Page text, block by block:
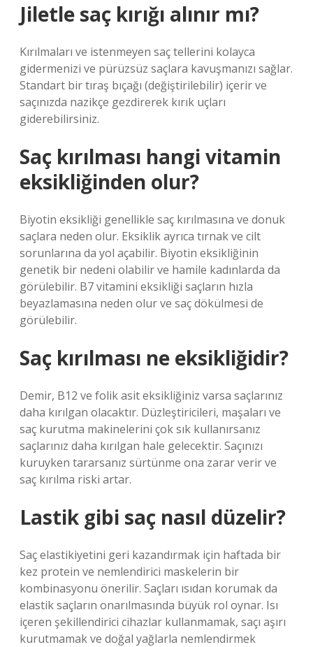
Jiletle saç kırığı alınır mı?
Kırılmaları ve istenmeyen saç tellerini kolayca
gidermenizi ve pürüzsüz saçlara kavuşmanızı sağlar.
Standart bir tıraş bıçağı (değiştirilebilir) içerir ve
saçınızda nazikçe gezdirerek kırık uçları
giderebilirsiniz.
Saç kırılması hangi vitamin
eksikliğinden olur?
Biyotin eksikliği genellikle saç kırılmasına ve donuk
saçlara neden olur. Eksiklik ayrıca tırnak ve cilt
sorunlarına da yol açabilir. Biyotin eksikliğinin
genetik bir nedeni olabilir ve hamile kadınlarda da
görülebilir. B7 vitamini eksikliği saçların hızla
beyazlamasına neden olur ve saç dökülmesi de
görülebilir.
Saç kırılması ne eksikliğidir?
Demir, B12 ve folik asit eksikliğiniz varsa saçlarınız
daha kırılgan olacaktır. Düzleştiricileri, maşaları ve
saç kurutma makinelerini çok sık kullanırsanız
saçlarınız daha kırılgan hale gelecektir. Saçınızı
kuruyken tararsanız sürtünme ona zarar verir ve
saç kırılma riski artar.
Lastik gibi saç nasıl düzelir?
Saç elastikiyetini geri kazandırmak için haftada bir
kez protein ve nemlendirici maskelerin bir
kombinasyonu önerilir. Saçları ısıdan korumak da
elastik saçların onarılmasında büyük rol oynar. Isı
içeren şekillendirici cihazlar kullanmamak, saçı aşırı
kurutmamak ve doğal yağlarla nemlendirmek